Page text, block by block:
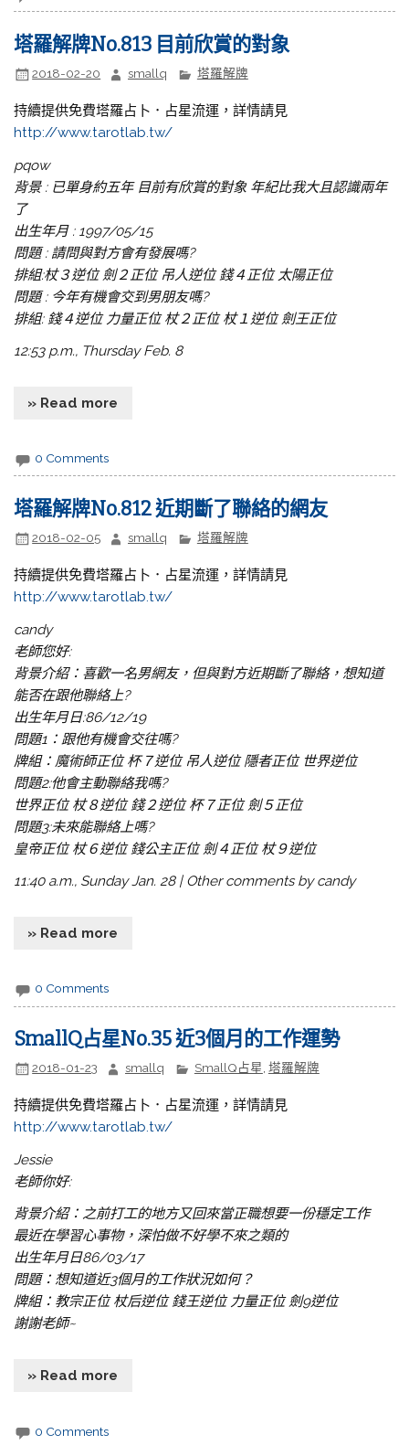
塔羅解牌No.813 目前欣賞的對象
2018-02-20 smallq 塔羅解牌
持續提供免費塔羅占卜．占星流運，詳情請見
http://www.tarotlab.tw/
pqow
背景 : 已單身約五年 目前有欣賞的對象 年紀比我大且認識兩年
了
出生年月 : 1997/05/15
問題 : 請問與對方會有發展嗎?
排組:杖３逆位 劍２正位 吊人逆位 錢４正位 太陽正位
問題 : 今年有機會交到男朋友嗎?
排組: 錢４逆位 力量正位 杖２正位 杖１逆位 劍王正位
12:53 p.m., Thursday Feb. 8
» Read more
0 Comments
塔羅解牌No.812 近期斷了聯絡的網友
2018-02-05 smallq 塔羅解牌
持續提供免費塔羅占卜．占星流運，詳情請見
http://www.tarotlab.tw/
candy
老師您好:
背景介紹：喜歡一名男網友，但與對方近期斷了聯絡，想知道
能否在跟他聯絡上?
出生年月日:86/12/19
問題1：跟他有機會交往嗎?
牌組：魔術師正位 杯７逆位 吊人逆位 隱者正位 世界逆位
問題2:他會主動聯絡我嗎?
世界正位 杖８逆位 錢２逆位 杯７正位 劍５正位
問題3:未來能聯絡上嗎?
皇帝正位 杖６逆位 錢公主正位 劍４正位 杖９逆位
11:40 a.m., Sunday Jan. 28 | Other comments by candy
» Read more
0 Comments
SmallQ占星No.35 近3個月的工作運勢
2018-01-23 smallq SmallQ占星, 塔羅解牌
持續提供免費塔羅占卜．占星流運，詳情請見
http://www.tarotlab.tw/
Jessie
老師你好:
背景介紹：之前打工的地方又回來當正職想要一份穩定工作
最近在學習心事物，深怕做不好學不來之類的
出生年月日86/03/17
問題：想知道近3個月的工作狀況如何？
牌組：教宗正位 杖后逆位 錢王逆位 力量正位 劍9逆位
謝謝老師~
» Read more
0 Comments